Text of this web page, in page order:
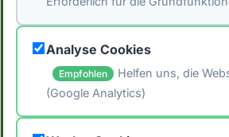
Weitere Kategorien
Ernährung
Analyse Cookies
Empfohlen
Helfen uns, die
(Google Analytics)